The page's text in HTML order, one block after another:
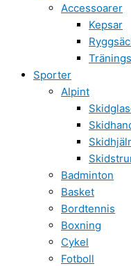
Accessoarer
Kepsar
Sporter
Alpint
Badminton
Basket
Bordtennis
Boxning
Cykel
Fotboll